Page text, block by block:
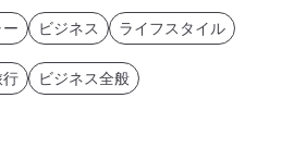
ビジネス ライフスタイル
行
ビジネス全般